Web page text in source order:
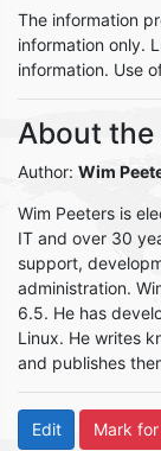
The information
information only.
information. Use
About
Author: Wim
Wim Peeters is
IT and over 30
support,
administration.
6.5. He has
Linux. He writes
and publishes